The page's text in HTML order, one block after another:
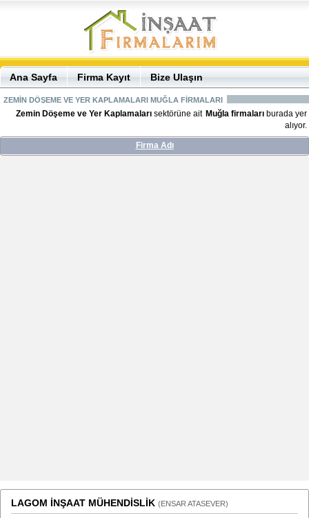
Ana Sayfa Firma Kayıt Bize Ulaşın
ZEMİN DÖŞEME VE YER KAPLAMALARI MUĞLA FİRMALARI
Zemin Döşeme ve Yer Kaplamaları sektörüne ait Muğla firmaları burada yer
alıyor.
Firma Adı
LAGOM İNŞAAT MÜHENDİSLİK (ENSAR ATASEVER)